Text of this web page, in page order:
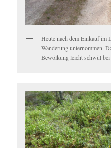
Heute nach dem Einkauf im
Wanderung unternommen.
Bewölkung leicht schwül bei